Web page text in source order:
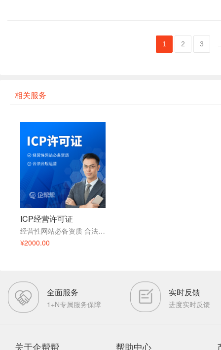
1 2 3
相关服务
ICP经营许可证
经营性网站必备资质 合法合规运营
¥2000.00
全面服务
1+N专属服务保障
实时反馈
进度实时反馈
关于企帮帮 帮助中心